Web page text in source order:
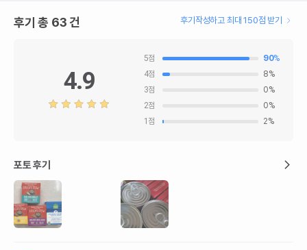
후기 총 63 건 후기작성하고 최대 150점 받기
4.9
5점 90%
4점 8%
3점 0%
2점 0%
1 점 2%
포토 후기